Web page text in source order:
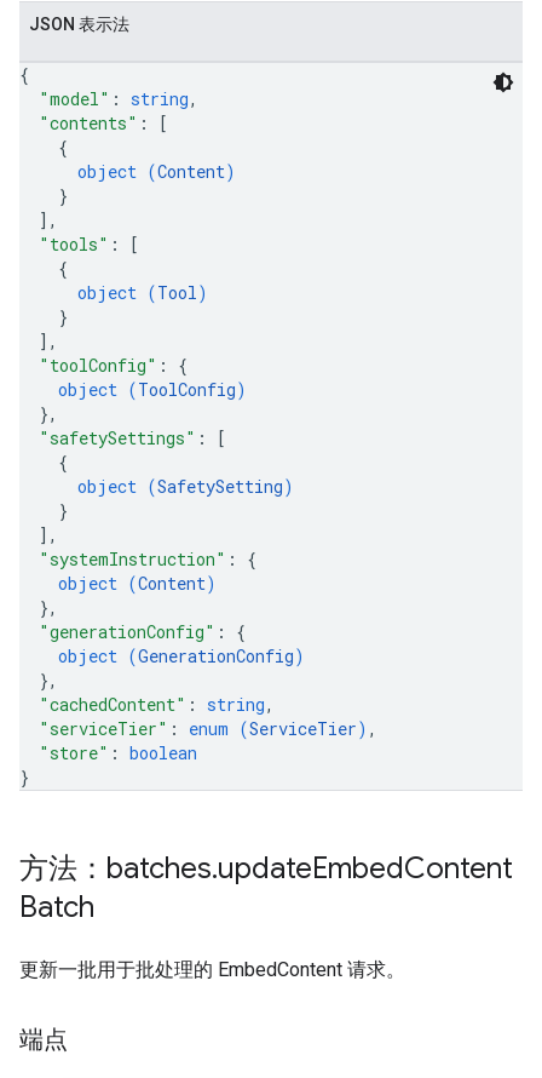
JSON 表示法
{
"model" : string,
"contents" :
[
{
object (Content)
}
] ,
"tools" :
[
{
object (Tool)
}
] ,
"toolConfig" : {
object (ToolConfig)
},
"safetySettings" :
[
{
object (SafetySetting)
}
] ,
"systemInstruction" : {
object (Content)
},
"generationConfig" : {
object (GenerationConfig)
},
"cachedContent" : string,
"serviceTier" : enum (ServiceTier) ,
"store" : boolean
}
方法：batches.updateEmbedContent
Batch
更新一批用于批处理的 EmbedContent 请求。
端点